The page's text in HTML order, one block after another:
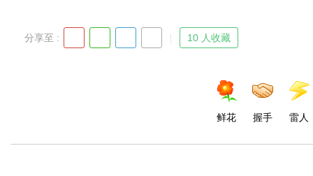
分享至 : 10 人收藏
鲜花 握手 雷人